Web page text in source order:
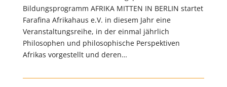
Bildungsprogramm AFRIKA MITTEN IN BERLIN startet
Farafina Afrikahaus e.V. in diesem Jahr eine
Veranstaltungsreihe, in der einmal jährlich
Philosophen und philosophische Perspektiven
Afrikas vorgestellt und deren…